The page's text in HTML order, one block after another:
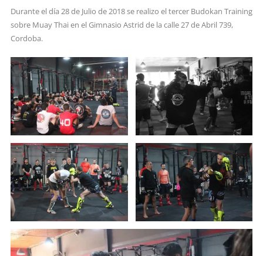
Durante el día 28 de Julio de 2018 se realizo el tercer Budokan Training
sobre Muay Thai en el Gimnasio Astrid de la calle 27 de Abril 739,
Cordoba.